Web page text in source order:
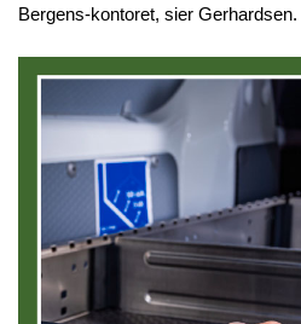
Bergens-kontoret, sier Gerhardsen.